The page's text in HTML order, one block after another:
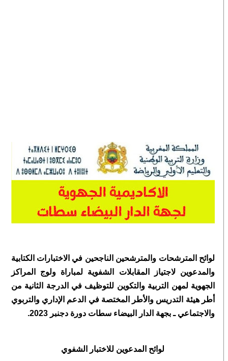
لوائح المترشحات والمترشحين الناجحين في الاختبارات الكتابية
والمدعوين لاجتياز المقابلات الشفوية لمباراة ولوج المراكز
الجهوية لمهن التربية والتكوين للتوظيف في الدرجة الثانية من
أطر هيئة التدريس والأطر المختصة في الدعم الإداري والتربوي
والاجتماعي ـ بجهة الدار البيضاء سطات دورة دجنبر 2023.
لوائح المدعوين للاختبار الشفوي